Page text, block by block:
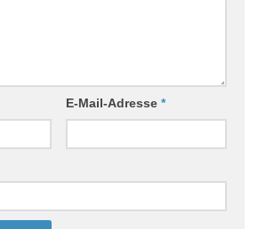
E-Mail-Adresse *